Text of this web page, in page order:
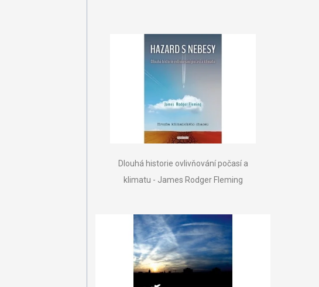
Dlouhá historie ovlivňování počasí a
klimatu - James Rodger Fleming